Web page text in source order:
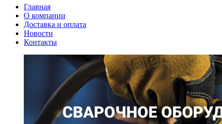
Главная
О компании
Доставка и оплата
Новости
Контакты